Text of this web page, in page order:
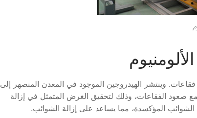
فقاعات. وينتشر الهيدروجين الموجود في المعدن المنصهر إلى
صعود الفقاعات، وذلك لتحقيق الغرض المتمثل في إزالة
المؤكسدة، مما يساعد على إزالة الشوائب.